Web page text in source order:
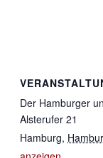
Der Hamburger
Alsterufer 21
Hamburg,